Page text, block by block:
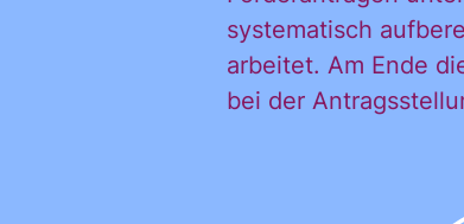
systematisch
arbeitet. Am Ende
bei der